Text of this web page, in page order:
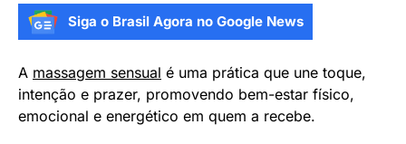
Siga o Brasil Agora no Google News
A massagem sensual é uma prática que une toque,
intenção e prazer, promovendo bem-estar físico,
emocional e energético em quem a recebe.